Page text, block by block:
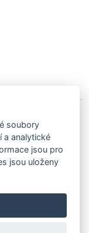
platné od 25.5.201..
s požadavky
soubory
a analytické
jsou pro